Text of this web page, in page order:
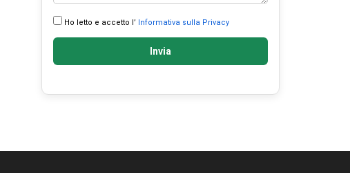
Ho letto e accetto l’ Informativa sulla Privacy
Invia